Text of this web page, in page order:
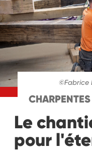
©Fabrice
Le
pour